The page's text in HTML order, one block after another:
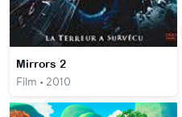
Mirrors 2
Film • 2010